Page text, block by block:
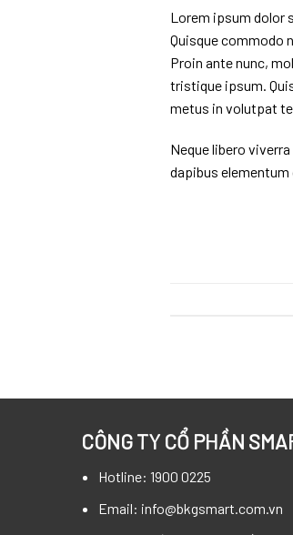
Lorem ipsum dolor
Quisque commodo
Proin ante nunc,
tristique ipsum.
metus in volutpat
Neque libero
dapibus
CÔNG TY CỔ PHẦN
Hotline: 1900 0225
Email: info@bkgsmart.com.vn